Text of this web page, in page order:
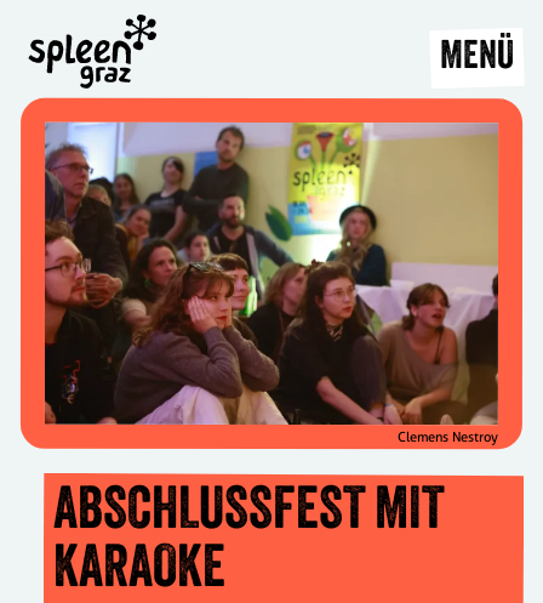
MENÜ
Clemens Nestroy
ABSCHLUSSFEST MIT
KARAOKE